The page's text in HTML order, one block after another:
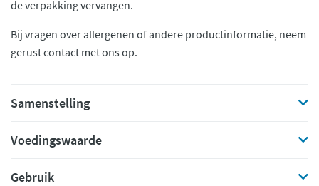
de verpakking vervangen.
Bij vragen over allergenen of andere productinformatie, neem
gerust contact met ons op.
Samenstelling
Voedingswaarde
Gebruik